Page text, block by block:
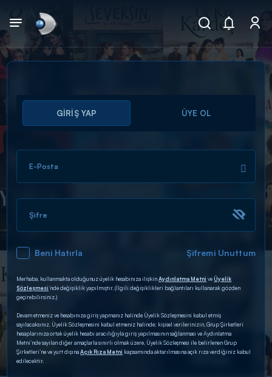
Arama
ARAMA SONUÇLARI
DİĞER SONUÇLAR
GİRİŞ YAP ÜYE OL
E-Posta
Şifre
Beni Hatırla Şifremi Unuttum
Merhaba, kullanmakta olduğunuz üyelik hesabınıza ilişkinAydınlatma Metni veÜyelik
Sözleşmesi’nde değişiklik yapılmıştır. (İlgili değişiklikleri bağlantıları kullanarak gözden
geçirebilirsiniz.)
Devam etmeniz ve hesabınıza giriş yapmanız halinde Üyelik Sözleşmesini kabul etmiş
sayılacaksınız. Üyelik Sözleşmesini kabul etmeniz halinde; kişisel verilerinizin, Grup Şirketleri
hesaplarınıza ortak üyelik hesabı aracılığıyla giriş yapılmasının sağlanması ve Aydınlatma
Metni’nde sayılan diğer amaçlarla sınırlı olmak üzere, Üyelik Sözleşmesi ile belirlenen Grup
Şirketleri’ne ve yurt dışınaAçık Rıza Metni kapsamında aktarılmasına açık rıza verdiğiniz kabul
edilecektir.